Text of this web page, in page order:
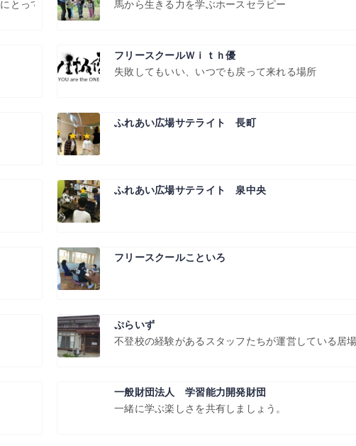
とって幸せな未来をつくることです。馬から生きる力を学ぶホースセラピー
フリースクールＷｉｔｈ優
失敗してもいい、いつでも戻って来れる場所
ふれあい広場サテライト 長町
ふれあい広場サテライト 泉中央
フリースクールこといろ
ぷらいず
不登校の経験があるスタッフたちが運営している居
一般財団法人 学習能力開発財団
一緒に学ぶ楽しさを共有しましょう。